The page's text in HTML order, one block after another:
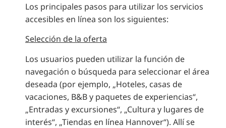
Los principales pasos para utilizar los servicios
accesibles en línea son los siguientes:
Selección de la oferta
Los usuarios pueden utilizar la función de
navegación o búsqueda para seleccionar el área
deseada (por ejemplo, „Hoteles, casas de
vacaciones, B&B y paquetes de experiencias“,
„Entradas y excursiones“, „Cultura y lugares de
interés“, „Tiendas en línea Hannover“). Allí se